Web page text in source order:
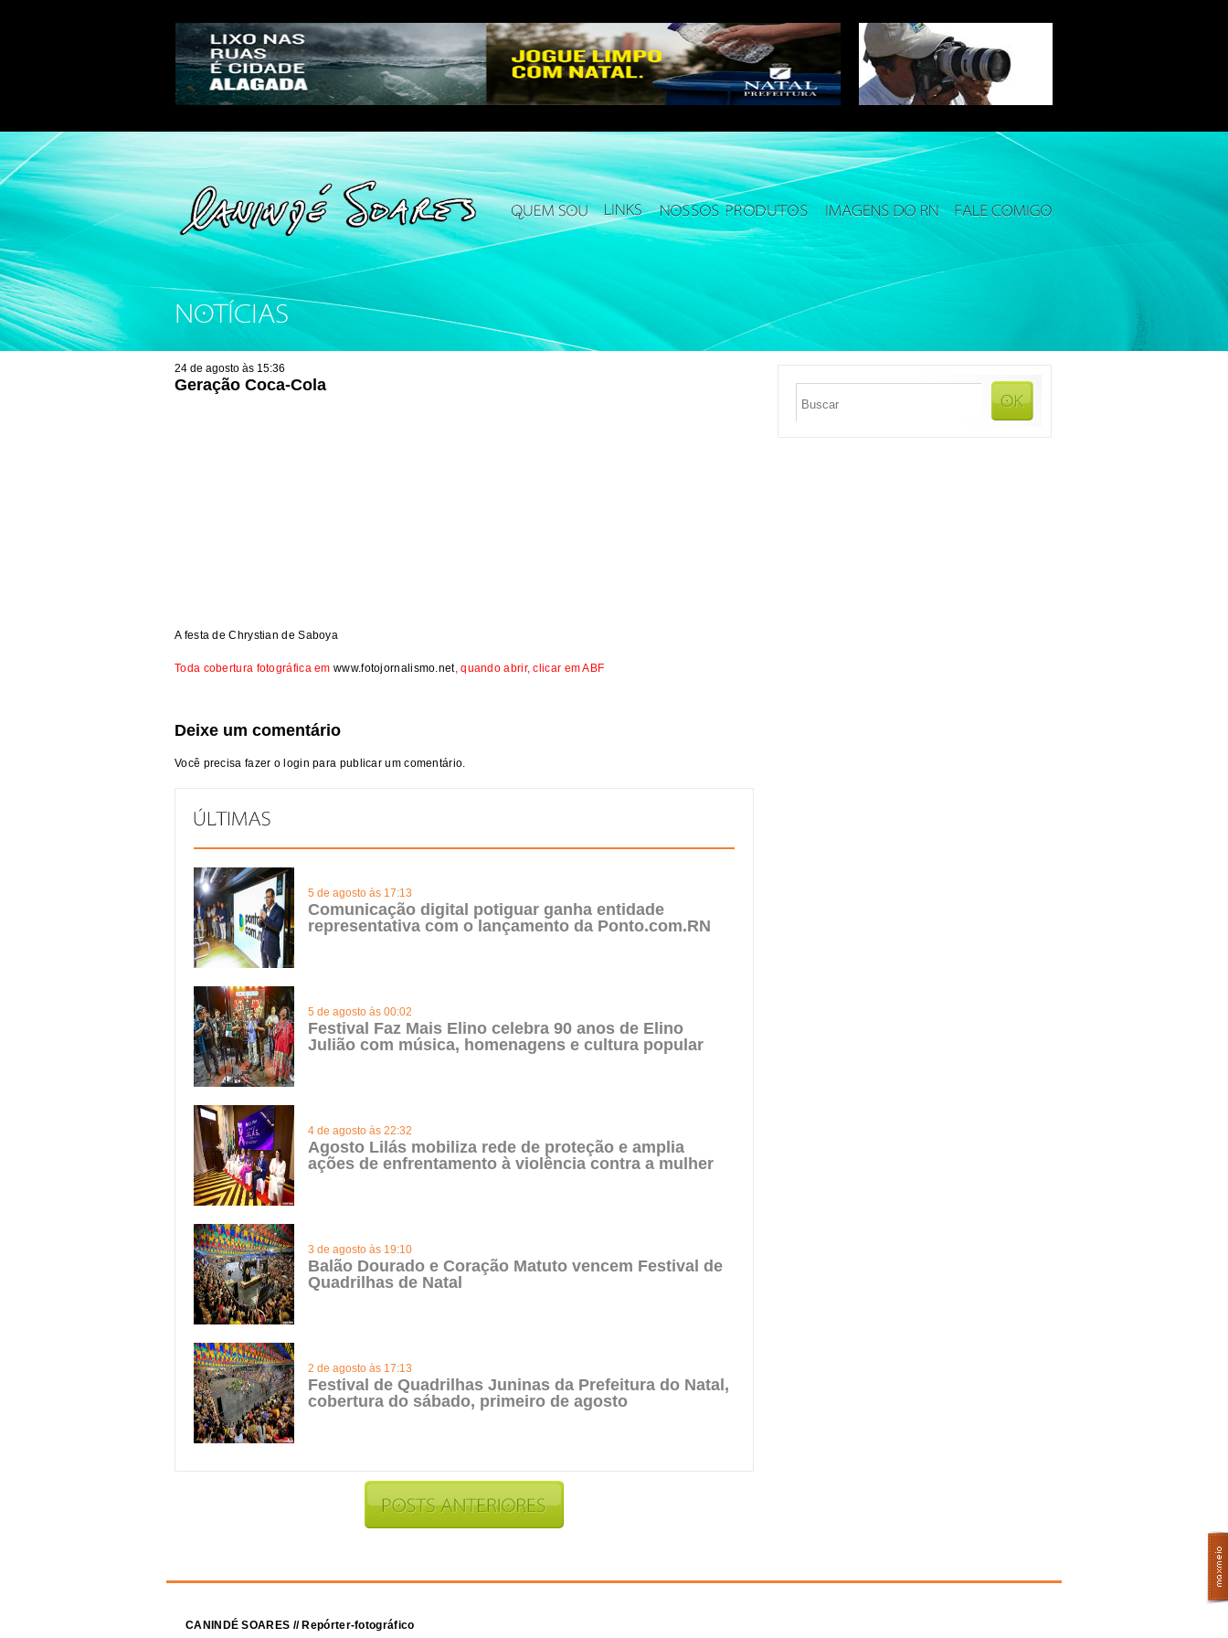
NOTÍCIAS
24 de agosto às 15:36
Geração Coca-Cola
A festa de Chrystian de Saboya
Toda cobertura fotográfica emwww.fotojornalismo.net, quando abrir, clicar em ABF
Deixe um comentário
Você precisa fazer o login para publicar um comentário.
5 de agosto às 17:13
Comunicação digital potiguar ganha entidade
representativa com o lançamento da Ponto.com.RN
5 de agosto às 00:02
Festival Faz Mais Elino celebra 90 anos de Elino
Julião com música, homenagens e cultura popular
4 de agosto às 22:32
Agosto Lilás mobiliza rede de proteção e amplia
ações de enfrentamento à violência contra a mulher
3 de agosto às 19:10
Balão Dourado e Coração Matuto vencem Festival de
Quadrilhas de Natal
2 de agosto às 17:13
Festival de Quadrilhas Juninas da Prefeitura do Natal,
cobertura do sábado, primeiro de agosto
CANINDÉ SOARES // Repórter-fotográfico